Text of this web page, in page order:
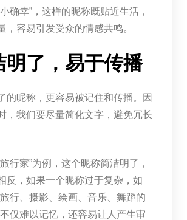
确幸”，这样的昵称既贴近生活，
，容易引发受众的情感共鸣。
明了，易于传播
的昵称，更容易被记住和传播。因
，我们要尽量简化文字，避免冗长
行家”为例，这个昵称简洁明了，
反，如果一个昵称过于复杂，如
行、摄影、绘画、音乐、舞蹈的
仅难以记忆，还容易让人产生审